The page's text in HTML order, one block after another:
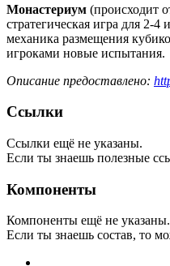
Монастериум (происходит
стратегическая игра для 2-
механика размещения
игроками новые испытания.
Описание предоставлено:
Ссылки
Ссылки ещё не указаны.
Если ты знаешь полезные
Компоненты
Компоненты ещё не указаны.
Если ты знаешь состав, то